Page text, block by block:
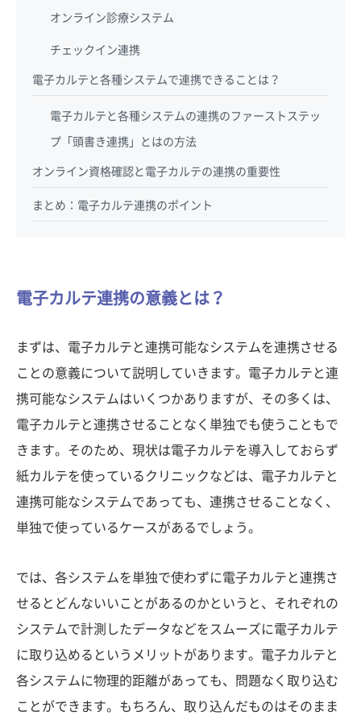
オンライン診療システム
チェックイン連携
電子カルテと各種システムで連携できることは？
電子カルテと各種システムの連携のファーストステッ
プ「頭書き連携」とはの方法
オンライン資格確認と電子カルテの連携の重要性
まとめ：電子カルテ連携のポイント
電子カルテ連携の意義とは？
まずは、電子カルテと連携可能なシステムを連携させる
ことの意義について説明していきます。電子カルテと連
携可能なシステムはいくつかありますが、その多くは、
電子カルテと連携させることなく単独でも使うこともで
きます。そのため、現状は電子カルテを導入しておらず
紙カルテを使っているクリニックなどは、電子カルテと
連携可能なシステムであっても、連携させることなく、
単独で使っているケースがあるでしょう。
では、各システムを単独で使わずに電子カルテと連携さ
せるとどんないいことがあるのかというと、それぞれの
システムで計測したデータなどをスムーズに電子カルテ
に取り込めるというメリットがあります。電子カルテと
各システムに物理的距離があっても、問題なく取り込む
ことができます。もちろん、取り込んだものはそのまま